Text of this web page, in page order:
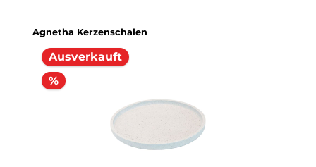
Produktgalerie überspringen
Agnetha Kerzenschalen
Ausverkauft
%